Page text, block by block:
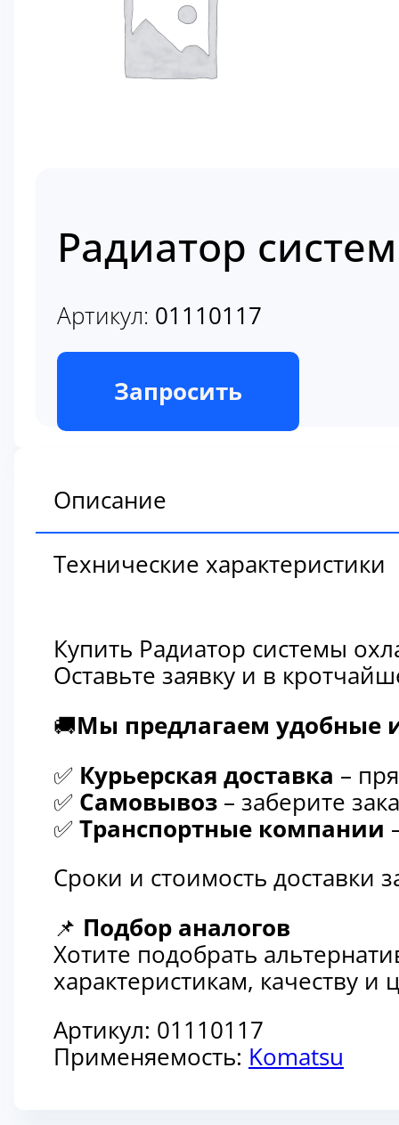
Радиатор
Артикул: 01110117
В наличии
Запросить
Описание
Технические характеристики
Купить Радиатор системы
Оставьте заявку и в
🚚Мы предлагаем удобные
✅ Курьерская доставка –
✅ Самовывоз – заберите
✅ Транспортные компании
Сроки и стоимость доставки
📌 Подбор аналогов
Хотите подобрать
характеристикам, качеству
Артикул: 01110117
Применяемость: Komatsu